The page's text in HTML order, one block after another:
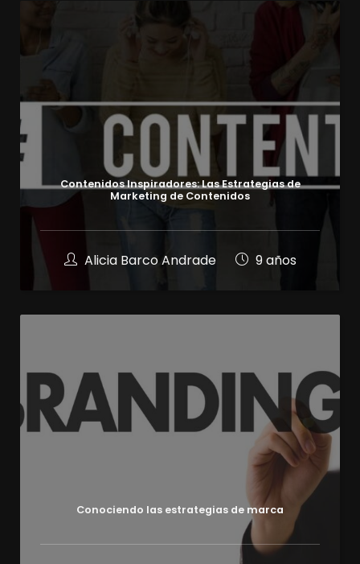
Contenidos Inspiradores: Las Estrategias de
Marketing de Contenidos
Alicia Barco Andrade 9 años
Conociendo las estrategias de marca